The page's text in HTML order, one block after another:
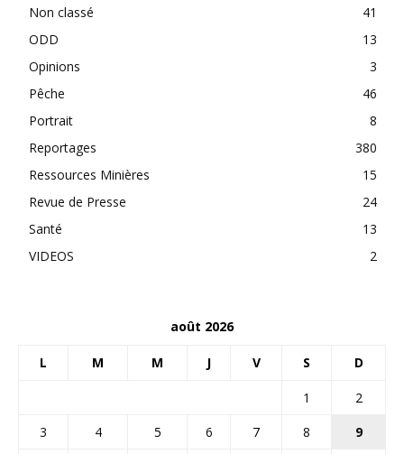
Non classé
41
ODD
13
Opinions
3
Pêche
46
Portrait
8
Reportages
380
Ressources Minières
15
Revue de Presse
24
Santé
13
VIDEOS
2
août 2026
L M M J V S D
1
2
3
4 5 6 7 8
9